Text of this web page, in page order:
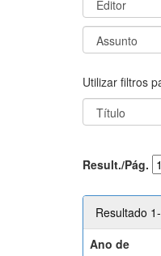
Utilizar filtros
Result./Pág.
Resultado
Ano de